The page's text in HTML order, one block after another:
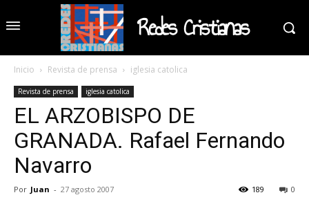
Redes Cristianas
Inicio Revista de prensa iglesia catolica
Revista de prensa iglesia catolica
EL ARZOBISPO DE
GRANADA. Rafael Fernando
Navarro
Por Juan - 27 agosto 2007 0
189